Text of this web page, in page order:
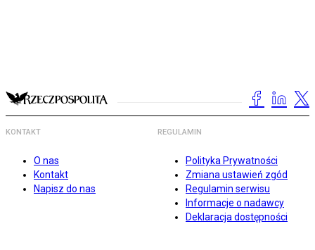
KONTAKT
O nas
Kontakt
Napisz do nas
REGULAMIN
Polityka Prywatności
Zmiana ustawień zgód
Regulamin serwisu
Informacje o nadawcy
Deklaracja dostępności